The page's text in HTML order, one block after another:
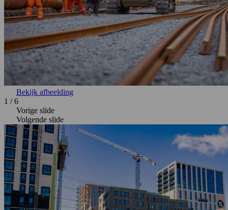
Bekijk afbeelding
1 /6
Vorige slide
Volgende slide